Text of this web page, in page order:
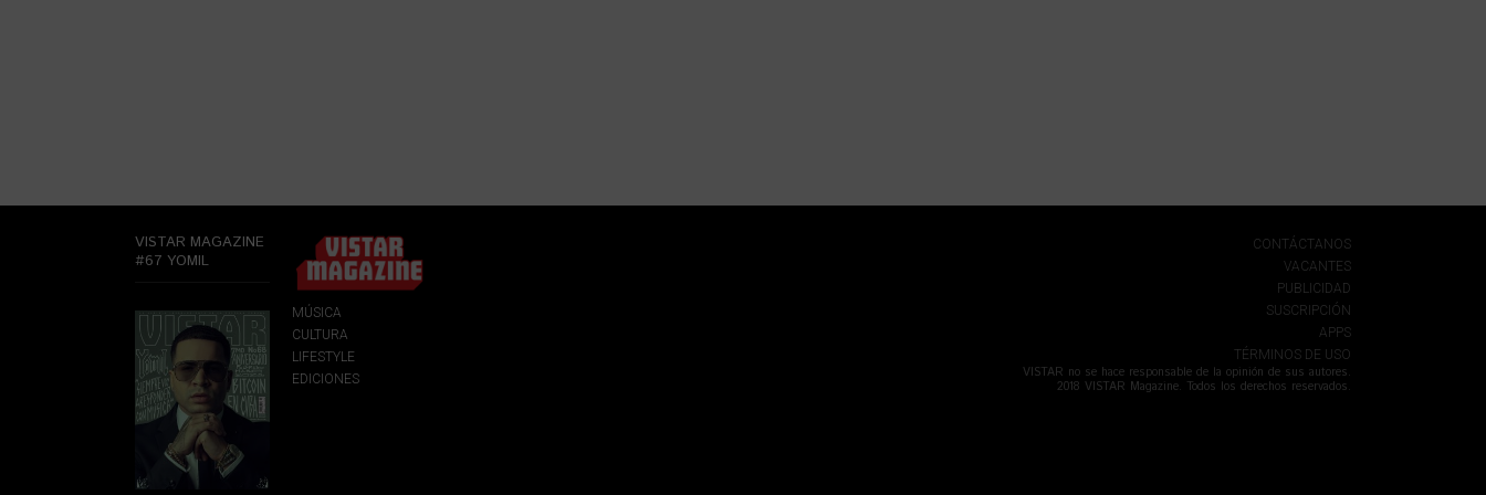
VISTAR MAGAZINE
#67 YOMIL
MÚSICA
CULTURA
LIFESTYLE
EDICIONES
CONTÁCTANOS
VACANTES
PUBLICIDAD
SUSCRIPCIÓN
APPS
TÉRMINOS DE USO
VISTAR no se hace responsable de la opinión de sus autores.
2018 VISTAR Magazine. Todos los derechos reservados.